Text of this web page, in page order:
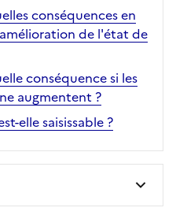
conséquences en
de l'état de
conséquence si les
augmentent ?
elle saisissable ?